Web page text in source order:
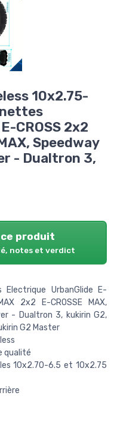
10x2.75-
CROSS 2x2
Speedway
- Dualtron 3,
produit
notes et verdict
UrbanGlide E-
2x2 E-CROSSE MAX,
- Dualtron 3, kukirin G2,
G2 Master
qualité
10x2.70-6.5 et 10x2.75